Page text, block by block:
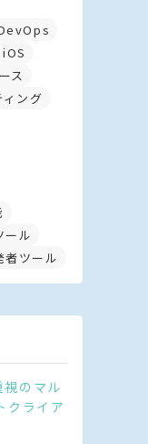
iOS
ス
ング
ール
者ツール
のマル
クライア